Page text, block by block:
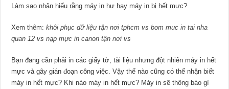
Làm sao nhận hiểu rằng máy in hư hay máy in bị hết mực?
Xem thêm:khôi phục dữ liệu tận nơi tphcm vsbom muc in tai nha
quan 12 vsnạp mực in canon tận nơi vs
Bạn đang cần phải in các giấy tờ, tài liệu nhưng đột nhiên máy in hết
mực và gây gián đoạn công việc. Vậy thế nào cũng có thể nhận biết
máy in hết mực? Khi nào máy in hết mực? Máy in sẽ thông báo gì